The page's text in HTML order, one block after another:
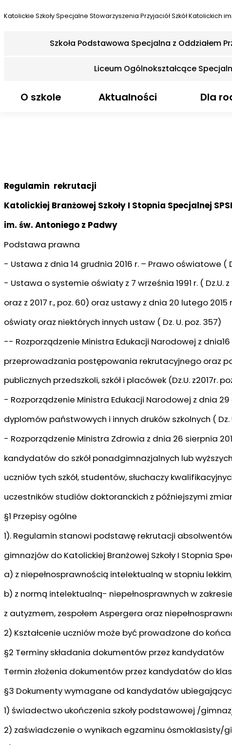
Katolickie Szkoły Specjalne Stowarzyszenia Przyjaciół Szkół Katolickich
Szkoła Podstawowa Specjalna z Oddziałem
Liceum Ogólnokształcące
O szkole Aktualności Dla
Regulamin rekrutacji
Katolickiej Branżowej Szkoły I Stopnia Specjalnej
im. św. Antoniego z Padwy
Podstawa prawna
- Ustawa z dnia 14 grudnia 2016 r. – Prawo oświatowe (
- Ustawa o systemie oświaty z 7 września 1991 r. ( Dz.U. z
oraz z 2017 r., poz. 60) oraz ustawy z dnia 20 lutego
oświaty oraz niektórych innych ustaw ( Dz. U. poz. 357)
-- Rozporządzenie Ministra Edukacji Narodowej z
przeprowadzania postępowania rekrutacyjnego oraz
publicznych przedszkoli, szkół i placówek (Dz.U. z2017r.
- Rozporządzenie Ministra Edukacji Narodowej z dnia
dyplomów państwowych i innych druków szkolnych ( Dz.
- Rozporządzenie Ministra Zdrowia z dnia 26 sierpnia
kandydatów do szkół ponadgimnazjalnych lub
uczniów tych szkół, studentów, słuchaczy
uczestników studiów doktoranckich z późniejszymi
§1 Przepisy ogólne
1). Regulamin stanowi podstawę rekrutacji
gimnazjów do Katolickiej Branżowej Szkoły I Stopnia
a) z niepełnosprawnością intelektualną w stopniu
b) z normą intelektualną- niepełnosprawnych w zakresie
z autyzmem, zespołem Aspergera oraz
2) Kształcenie uczniów może być prowadzone do
§2 Terminy składania dokumentów przez kandydatów
Termin złożenia dokumentów przez kandydatów do
§3 Dokumenty wymagane od kandydatów
1) świadectwo ukończenia szkoły podstawowej /
2) zaświadczenie o wynikach egzaminu ósmoklasisty/